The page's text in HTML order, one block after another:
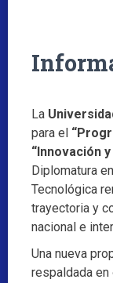
La
para el
“Innovación
Diplomatura
Tecnológica
trayectoria y
nacional e
Una nueva
respaldada